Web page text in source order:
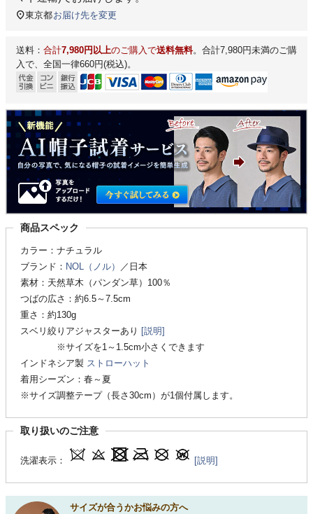
東京都お届け先を変更
送料： 合計7,980円以上のご購入で送料無料。合計7,980円未満のご購
入で、全国一律660円(税込)。
商品スペック
カラー：ナチュラル
ブランド： NOL（ノル）
／日本
素材：天然草木（パンダン草）100％
つばの広さ：約6.5～7.5cm
重さ：約130g
スベリ絞りアジャスターあり [説明]
※サイズを1～1.5cm小さくできます
インドネシア製 ストローハット
着用シーズン：春～夏
※サイズ調整テープ（長さ30cm）が1個付属します。
取り扱いのご注意
洗濯表示： [説明]
サイズが合うかお悩みの方へ